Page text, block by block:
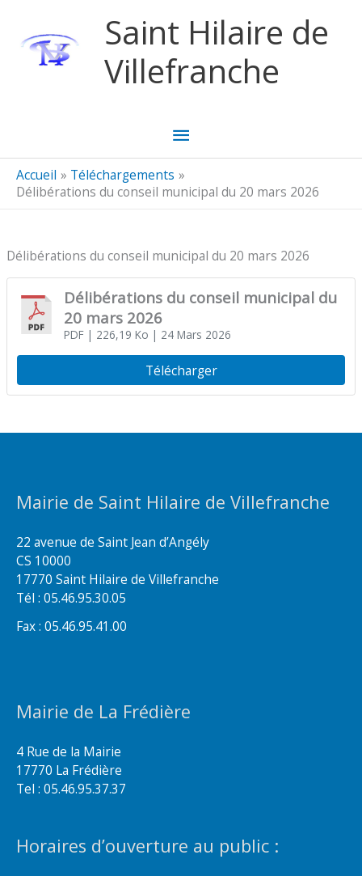
Saint Hilaire de
Villefranche
Menu
principal
Accueil
Téléchargements
Délibérations du conseil municipal du 20 mars 2026
Délibérations du conseil municipal du 20 mars 2026
Délibérations du conseil municipal du
20 mars 2026
PDF| 226,19 Ko | 24 Mars 2026
Télécharger
Mairie de Saint Hilaire de Villefranche
22 avenue de Saint Jean d’Angély
CS 10000
17770 Saint Hilaire de Villefranche
Tél : 05.46.95.30.05
Fax : 05.46.95.41.00
Mairie de La Frédière
4 Rue de la Mairie
17770 La Frédière
Tel : 05.46.95.37.37
Horaires d’ouverture au public :